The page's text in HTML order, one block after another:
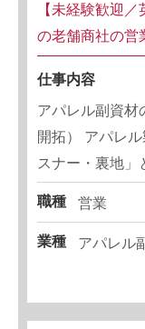
【未経験歓迎
の老舗商社の営
仕事内容
アパレル副資材
開拓） アパレ
スナー・裏地」
職種 営業
業種 アパレル